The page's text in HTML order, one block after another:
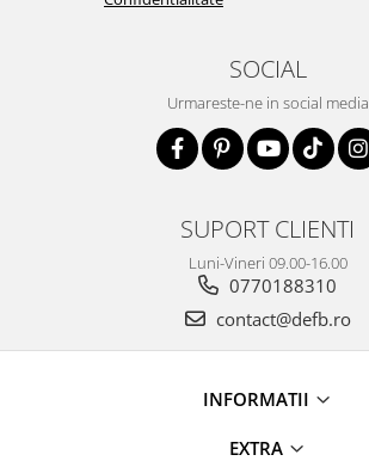
SOCIAL
Urmareste-ne in social media
SUPORT CLIENTI
Luni-Vineri 09.00-16.00
0770188310
contact@defb.ro
INFORMATII
EXTRA